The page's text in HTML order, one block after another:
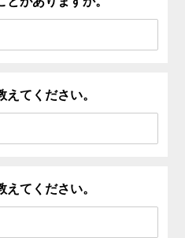
てください。
てください。